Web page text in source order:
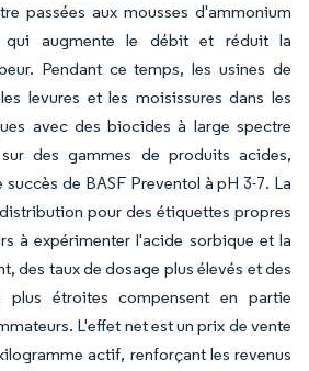
passées aux mousses d'ammonium
qui augmente le débit et réduit la
Pendant ce temps, les usines de
levures et les moisissures dans les
avec des biocides à large spectre
des gammes de produits acides,
de BASF Preventol à pH 3-7. La
pour des étiquettes propres
à expérimenter l'acide sorbique et la
des taux de dosage plus élevés et des
plus étroites compensent en partie
L'effet net est un prix de vente
actif, renforçant les revenus